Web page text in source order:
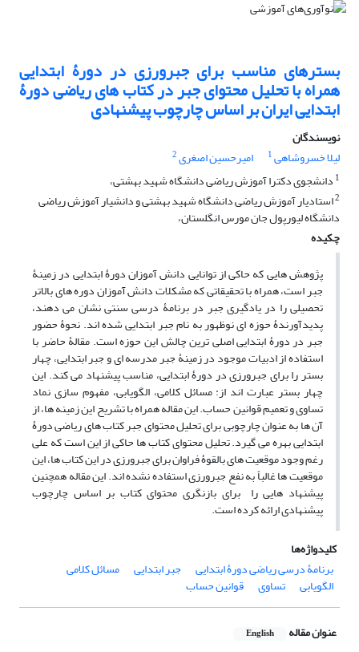
بسترهای مناسب برای جبرورزی در دورۀ ابتدایی
همراه با تحلیل محتوای جبر در کتاب های ریاضی دورۀ
ابتدایی ایران بر اساس چارچوب پیشنهادی
نویسندگان
لیلا خسروشاهی1 امیرحسین اصغری2
1 دانشجوی دکترا آموزش ریاضی دانشگاه شهید بهشتی،
2استادیار آموزش ریاضی دانشگاه شهید بهشتی و دانشیار آموزش ریاضی
دانشگاه لیورپول جان مورس انگلستان،‌
چکیده
پژوهش هایی که حاکی از توانایی دانش آموزان دورۀ ابتدایی در زمینۀ
جبر است، همراه با تحقیقاتی که مشکلات دانش آموزان دوره های بالاتر
تحصیلی را در یادگیری جبر در برنامۀ درسی سنتی نشان می دهند،
پدیدآورندۀ حوزه ای نوظهور به نام جبر ابتدایی شده اند. نحوۀ حضور
جبر در دورۀ ابتدایی اصلی ترین چالش این حوزه است. مقالۀ حاضر با
استفاده از ادبیات موجود در زمینۀ جبر مدرسه ای و جبر ابتدایی، چهار
بستر را برای جبرورزی در دورۀ ابتدایی، مناسب پیشنهاد می کند. این
چهار بستر عبارت اند از: مسائل کلامی، الگویابی، مفهوم سازی نماد
تساوی و تعمیم قوانین حساب. این مقاله همراه با تشریح این زمینه ها، از
آن ها به عنوان چارچوبی برای تحلیل محتوای جبر کتاب های ریاضی دورۀ
ابتدایی بهره می گیرد. تحلیل محتوای کتاب ها حاکی از این است که علی
رغم وجود موقعیت های بالقوۀ فراوان برای جبرورزی در این کتاب ها، این
موقعیت ها غالباً به نفع جبرورزی استفاده نشده اند. این مقاله همچنین
پیشنهاد هایی را برای بازنگری محتوای کتاب بر اساس چارچوب
پیشنهادی ارائه کرده است.
کلیدواژه‌ها
برنامۀ درسی ریاضی دورۀ ابتدایی
جبر ابتدایی مسائل کلامی
الگویابی تساوی قوانین حساب
عنوان مقاله English